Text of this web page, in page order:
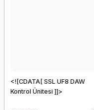
<![CDATA[ SSL UF8 DAW
Kontrol Ünitesi ]]>